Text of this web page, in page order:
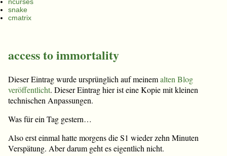
ncurses
snake
cmatrix
access to immortality
Dieser Eintrag wurde ursprünglich auf meinemalten Blog
veröffentlicht. Dieser Eintrag hier ist eine Kopie mit kleinen
technischen Anpassungen.
Was für ein Tag gestern…
Also erst einmal hatte morgens die S1 wieder zehn Minuten
Verspätung. Aber darum geht es eigentlich nicht.